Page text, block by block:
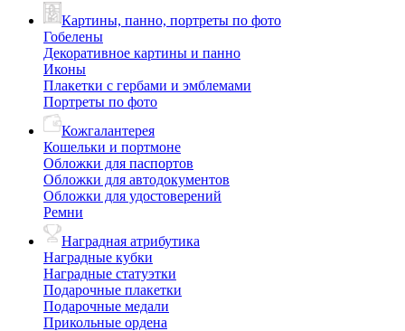
Картины, панно, портреты по фото
Гобелены
Декоративное картины и панно
Иконы
Плакетки с гербами и эмблемами
Портреты по фото
Кожгалантерея
Кошельки и портмоне
Обложки для паспортов
Обложки для автодокументов
Обложки для удостоверений
Ремни
Наградная атрибутика
Наградные кубки
Наградные статуэтки
Подарочные плакетки
Подарочные медали
Прикольные ордена